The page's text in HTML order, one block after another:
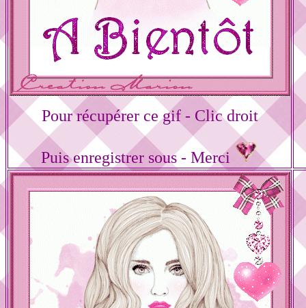
Pour récupérer ce gif - Clic droit
Puis enregistrer sous - Merci